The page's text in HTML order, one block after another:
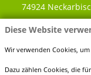
Diese Website
Wir verwenden Cookies,
Dazu zählen Cookies, die
74924
Telefon:0 72 63
Fax:0 72 63 - 91
E-Mail: